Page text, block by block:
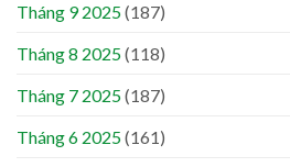
Tháng 9 2025(187)
Tháng 8 2025(118)
Tháng 7 2025(187)
Tháng 6 2025(161)